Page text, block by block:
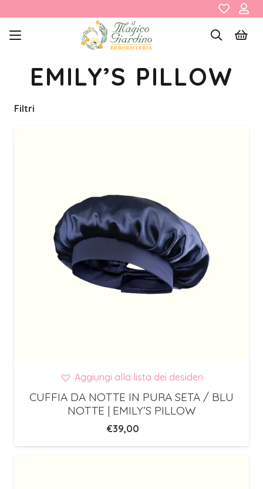
EMILY’S PILLOW
Filtri
Aggiungi alla lista dei desideri
CUFFIA DA NOTTE IN PURA SETA / BLU
NOTTE | EMILY’S PILLOW
€39,00